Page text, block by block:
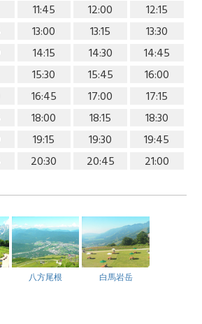
11:45 12:00
12:15
13:00 13:15
13:30
14:15 14:30
14:45
15:30 15:45
16:00
16:45 17:00
17:15
18:00 18:15
18:30
19:15 19:30
19:45
20:30 20:45 21:00
八方尾根 白馬岩岳